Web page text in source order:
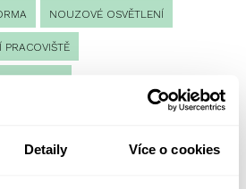
Detaily Více o cookies
NOUZOVÉ OSVĚTLENÍ
PRACOVIŠTĚ
OSVĚTLENÍ